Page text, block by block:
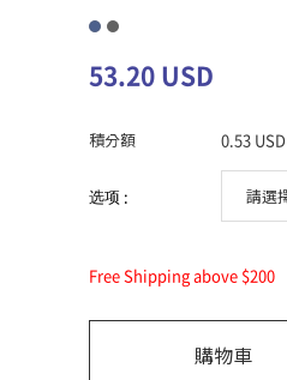
53.20 USD
積分額 0.53 USD
选项 :
Free Shipping above $200
購物車